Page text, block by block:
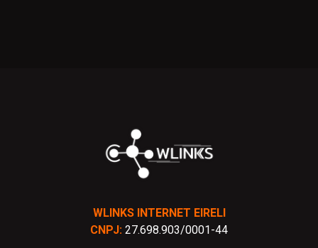
WLINKS INTERNET EIRELI
CNPJ: 27.698.903/0001-44